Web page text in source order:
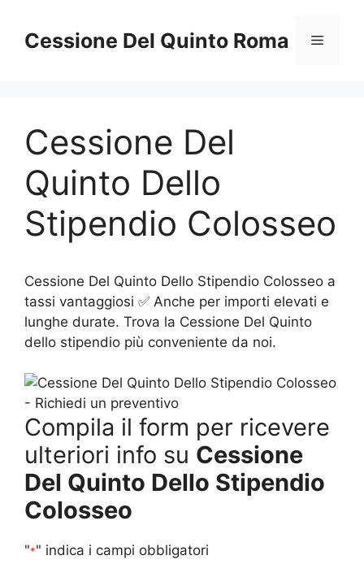
contenuto
Cessione Del Quinto Roma Menu
Cessione Del
Quinto Dello
Stipendio Colosseo
Cessione Del Quinto Dello Stipendio Colosseo a
tassi vantaggiosi ✅ Anche per importi elevati e
lunghe durate. Trova la Cessione Del Quinto
dello stipendio più conveniente da noi.
Compila il form per ricevere
ulteriori info su Cessione
Del Quinto Dello Stipendio
Colosseo
"*" indica i campi obbligatori